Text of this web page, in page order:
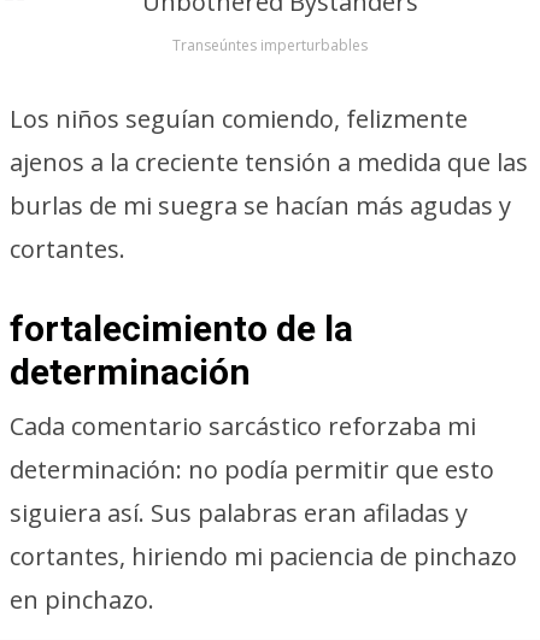
Transeúntes imperturbables
Los niños seguían comiendo, felizmente
ajenos a la creciente tensión a medida que las
burlas de mi suegra se hacían más agudas y
cortantes.
fortalecimiento de la
determinación
Cada comentario sarcástico reforzaba mi
determinación: no podía permitir que esto
siguiera así. Sus palabras eran afiladas y
cortantes, hiriendo mi paciencia de pinchazo
en pinchazo.